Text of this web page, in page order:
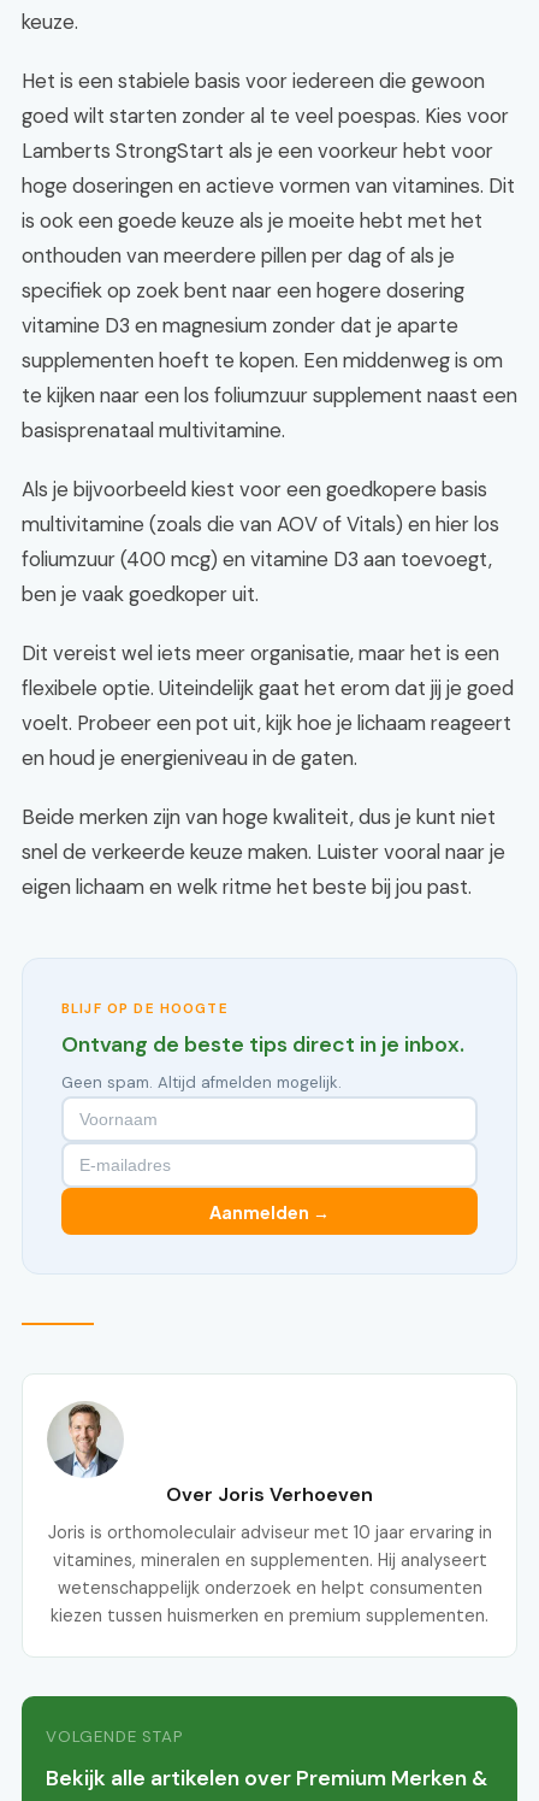
keuze.
Het is een stabiele basis voor iedereen die gewoon
goed wilt starten zonder al te veel poespas. Kies voor
Lamberts StrongStart als je een voorkeur hebt voor
hoge doseringen en actieve vormen van vitamines. Dit
is ook een goede keuze als je moeite hebt met het
onthouden van meerdere pillen per dag of als je
specifiek op zoek bent naar een hogere dosering
vitamine D3 en magnesium zonder dat je aparte
supplementen hoeft te kopen. Een middenweg is om
te kijken naar een los foliumzuur supplement naast een
basisprenataal multivitamine.
Als je bijvoorbeeld kiest voor een goedkopere basis
multivitamine (zoals die van AOV of Vitals) en hier los
foliumzuur (400 mcg) en vitamine D3 aan toevoegt,
ben je vaak goedkoper uit.
Dit vereist wel iets meer organisatie, maar het is een
flexibele optie. Uiteindelijk gaat het erom dat jij je goed
voelt. Probeer een pot uit, kijk hoe je lichaam reageert
en houd je energieniveau in de gaten.
Beide merken zijn van hoge kwaliteit, dus je kunt niet
snel de verkeerde keuze maken. Luister vooral naar je
eigen lichaam en welk ritme het beste bij jou past.
BLIJF OP DE HOOGTE
Ontvang de beste tips direct in je inbox.
Geen spam. Altijd afmelden mogelijk.
Aanmelden →
Over Joris Verhoeven
Joris is orthomoleculair adviseur met 10 jaar ervaring in
vitamines, mineralen en supplementen. Hij analyseert
wetenschappelijk onderzoek en helpt consumenten
kiezen tussen huismerken en premium supplementen.
VOLGENDE STAP
Bekijk alle artikelen over Premium Merken &